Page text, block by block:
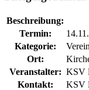
Beschreibung:
Termin:
Kategorie:
Ort:
Veranstalter: KSV
Kontakt:
KSV